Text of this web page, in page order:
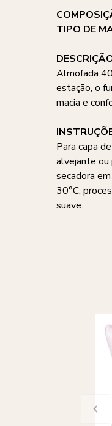
TIPO DE
Almofada
estação, o
macia e
Para capa
alvejante ou
secadora
30°C,
suave.